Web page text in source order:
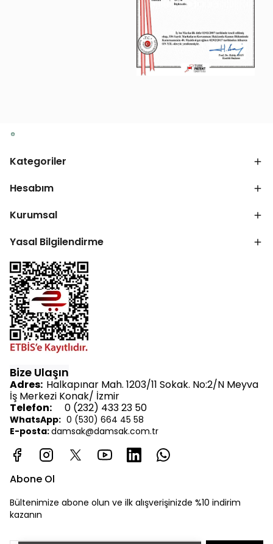
Kategoriler
Hesabım
Kurumsal
Yasal Bilgilendirme
Bize Ulaşın
Adres: Halkapınar Mah. 1203/11 Sokak. No:2/N Meyva
İş Merkezi Konak/ İzmir
Telefon: 0 (232) 433 23 50
WhatsApp: 0 (530) 664 45 58
E-posta:damsak@damsak.com.tr
Abone Ol
Bültenimize abone olun ve ilk alışverişinizde %10 indirim
kazanın